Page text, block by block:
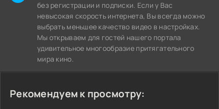
без регистрации и подписки. Если у Вас
невысокая скорость интернета, Вы всегда можно
выбрать меньшее качество видео в настройках.
Мы открываем для гостей нашего портала
удивительное многообразие притягательного
мира кино.
Рекомендуем к просмотру: